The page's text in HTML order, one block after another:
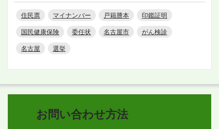
住民票 マイナンバー 戸籍謄本
印鑑証明
国民健康保険
委任状 名古屋市
がん検診
名古屋
選挙
お問い合わせ方法